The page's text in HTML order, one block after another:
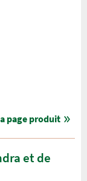
page produit
et de